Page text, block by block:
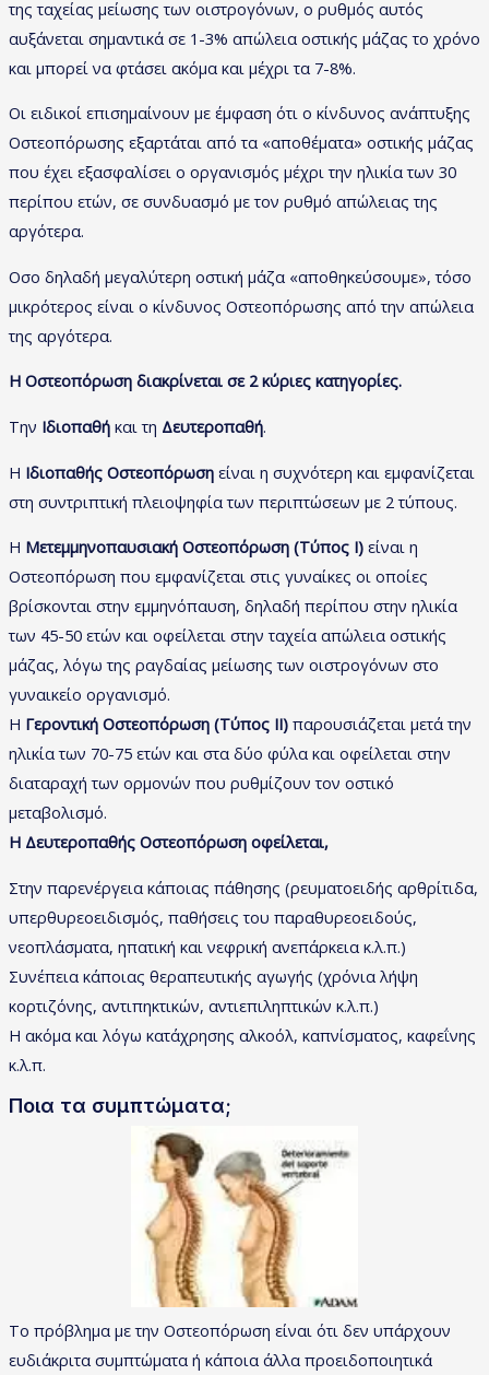
της ταχείας μείωσης των οιστρογόνων, ο ρυθμός αυτός
αυξάνεται σημαντικά σε 1-3% απώλεια οστικής μάζας το χρόνο
και μπορεί να φτάσει ακόμα και μέχρι τα 7-8%.
Οι ειδικοί επισημαίνουν με έμφαση ότι ο κίνδυνος ανάπτυξης
Οστεοπόρωσης εξαρτάται από τα «αποθέματα» οστικής μάζας
που έχει εξασφαλίσει ο οργανισμός μέχρι την ηλικία των 30
περίπου ετών, σε συνδυασμό με τον ρυθμό απώλειας της
αργότερα.
Οσο δηλαδή μεγαλύτερη οστική μάζα «αποθηκεύσουμε», τόσο
μικρότερος είναι ο κίνδυνος Οστεοπόρωσης από την απώλεια
της αργότερα.
Η Οστεοπόρωση διακρίνεται σε 2 κύριες κατηγορίες.
Την Ιδιοπαθή και τη Δευτεροπαθή.
Η Ιδιοπαθής Οστεοπόρωσηείναι η συχνότερη και εμφανίζεται
στη συντριπτική πλειοψηφία των περιπτώσεων με 2 τύπους.
Η Μετεμμηνοπαυσιακή Οστεοπόρωση (Τύπος Ι)είναι η
Οστεοπόρωση που εμφανίζεται στις γυναίκες οι οποίες
βρίσκονται στην εμμηνόπαυση, δηλαδή περίπου στην ηλικία
των 45-50 ετών και οφείλεται στην ταχεία απώλεια οστικής
μάζας, λόγω της ραγδαίας μείωσης των οιστρογόνων στο
γυναικείο οργανισμό.
Η Γεροντική Οστεοπόρωση (Τύπος ΙΙ)παρουσιάζεται μετά την
ηλικία των 70-75 ετών και στα δύο φύλα και οφείλεται στην
διαταραχή των ορμονών που ρυθμίζουν τον οστικό
μεταβολισμό.
Η Δευτεροπαθής Οστεοπόρωση οφείλεται,
Στην παρενέργεια κάποιας πάθησης (ρευματοειδής αρθρίτιδα,
υπερθυρεοειδισμός, παθήσεις του παραθυρεοειδούς,
νεοπλάσματα, ηπατική και νεφρική ανεπάρκεια κ.λ.π.)
Συνέπεια κάποιας θεραπευτικής αγωγής (χρόνια λήψη
κορτιζόνης, αντιπηκτικών, αντιεπιληπτικών κ.λ.π.)
Η ακόμα και λόγω κατάχρησης αλκοόλ, καπνίσματος, καφεΐνης
κ.λ.π.
Ποια τα συμπτώματα;
Το πρόβλημα με την Οστεοπόρωση είναι ότι δεν υπάρχουν
ευδιάκριτα συμπτώματα ή κάποια άλλα προειδοποιητικά